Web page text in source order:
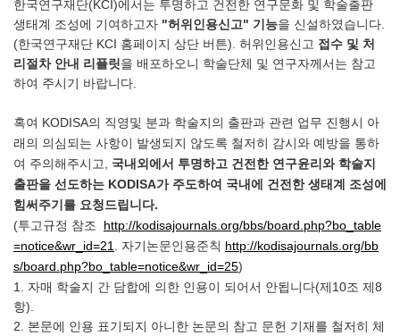
한국연구재단(KCI)에서는 투명하고 건전한 연구문화 및 학술출판
생태계 조성에 기여하고자 "허위인용신고" 기능을 신설하였습니다.
(한국연구재단 KCI 홈페이지 상단 버튼). 허위인용신고 접수 및 처
리절차 안내 리플릿을 배포하오니 학술단체 및 연구자께서는 참고
하여 주시기 바랍니다.
혹여 KODISA의 직영및 분과 학술지의 출판과 관련 업무 진행시 아
래의 의심되는 사항이 발생되지 않도록 철저히 감시와 예방을 통하
여 주의해주시고, 국내외에서 투명하고 건전한 연구윤리와 학술지
출판을 선도하는 KODISA가 주도하여 국내에 건전한 생태계 조성에
힘써주기를 요청드립니다.
(투고규정 참조 http://kodisajournals.org/bbs/board.php?bo_table
=notice&wr_id=21
. 자기논문인용준칙 http://kodisajournals.org/bb
s/board.php?bo_table=notice&wr_id=25)
1. 자매 학술지 간 담합에 의한 인용이 되어서 안됩니다(제10조 제8
항).
2. 본문에 인용 표기되지 아니한 논문의 참고 문헌 기재를 철저히 체